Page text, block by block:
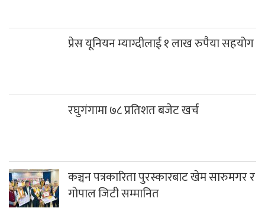
रघुगंगामा ७८ प्रतिशत बजेट खर्च
कञ्चन पत्रकारिता पुरस्कारबाट खेम सारुमगर र
गोपाल जिटी सम्मानित
३३ हजारभन्दा बढी भेटी संकलन